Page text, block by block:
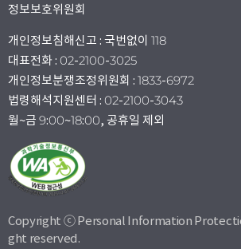
정보보호위원회
개인정보침해신고 : 국번없이 118
대표전화 : 02-2100-3025
개인정보분쟁조정위원회 : 1833-6972
법령해석지원센터 : 02-2100-3043
월~금 9:00~18:00, 공휴일 제외
Copyright ⓒ Personal Information
ght reserved.